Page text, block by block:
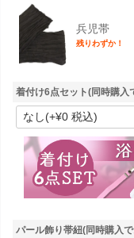
兵児帯
残りわずか！
着付け6点セット(同時購入
パール飾り帯紐(同時購入